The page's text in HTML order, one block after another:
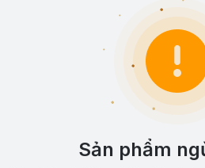
Sản phẩm